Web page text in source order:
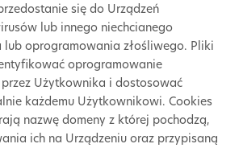
się do Urządzeń
lub innego niechcianego
oprogramowania złośliwego. Pliki
oprogramowanie
Użytkownika i dostosować
każdemu Użytkownikowi. Cookies
nazwę domeny z której pochodzą,
ich na Urządzeniu oraz przypisaną